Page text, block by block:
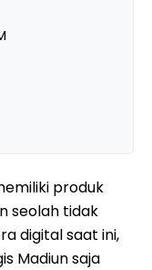
produk
seolah tidak
digital saat ini,
Madiun saja